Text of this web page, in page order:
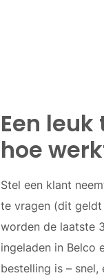
Een
hoe
Stel een klant
te vragen (dit geldt
worden de laatste
ingeladen in Belco
bestelling is –